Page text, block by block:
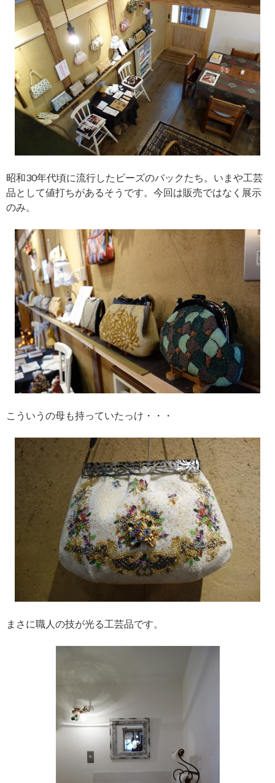
昭和30年代頃に流行したビーズのバックたち。いまや工芸
品として値打ちがあるそうです。今回は販売ではなく展示
のみ。
こういうの母も持っていたっけ・・・
まさに職人の技が光る工芸品です。